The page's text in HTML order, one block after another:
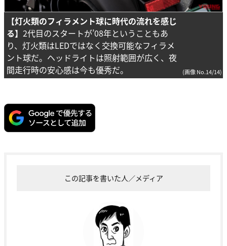
【灯火類のフィラメント球に時代の流れを感じ
る】 2代目のスタートが’08年ということもあ
り、灯火類はLEDではなく交換可能なフィラメ
ント球だ。ヘッドライトは照射範囲が広く、夜
間走行時の安心感は今も優秀だ。
(画像 No.14/14)
この記事を書いた人／メディア